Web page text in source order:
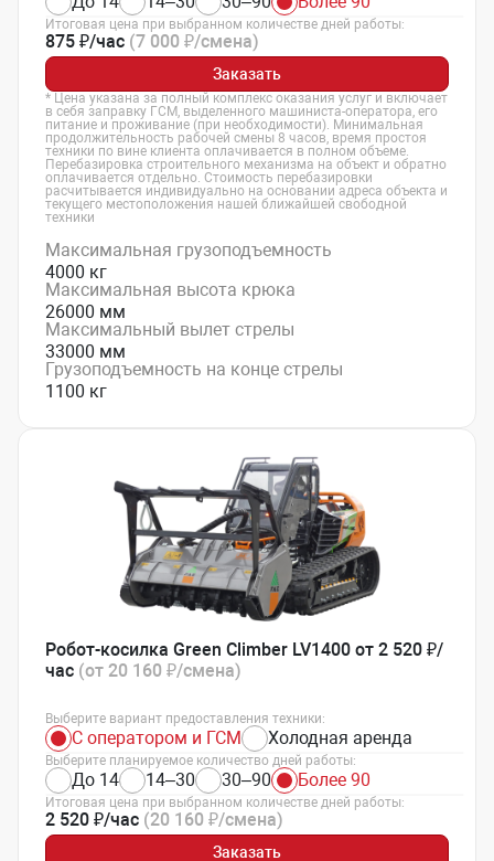
Итоговая цена при выбранном количестве дней работы:
875 ₽/час (7 000 ₽/смена)
Заказать
* Цена указана за полный комплекс оказания услуг и включает
в себя заправку ГСМ, выделенного машиниста-оператора, его
питание и проживание (при необходимости). Минимальная
продолжительность рабочей смены 8 часов, время простоя
техники по вине клиента оплачивается в полном объеме.
Перебазировка строительного механизма на объект и обратно
оплачивается отдельно. Стоимость перебазировки
расчитывается индивидуально на основании адреса объекта и
текущего местоположения нашей ближайшей свободной
техники
Максимальная грузоподъемность
4000 кг
Максимальная высота крюка
26000 мм
Максимальный вылет стрелы
33000 мм
Грузоподъемность на конце стрелы
1100 кг
Робот-косилка Green Climber LV1400 от 2 520 ₽/
час (от 20 160 ₽/смена)
Выберите вариант предоставления техники:
С оператором и ГСМ Холодная аренда
Выберите планируемое количество дней работы:
До 14 14–30 30–90 Более 90
Итоговая цена при выбранном количестве дней работы:
2 520 ₽/час (20 160 ₽/смена)
Заказать